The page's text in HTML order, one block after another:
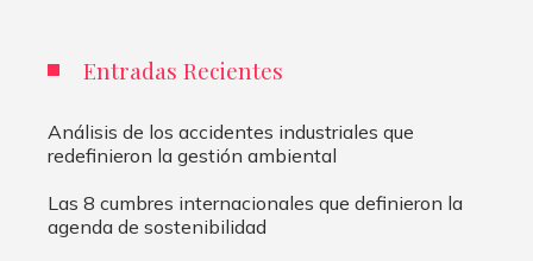
Entradas Recientes
Análisis de los accidentes industriales que
redefinieron la gestión ambiental
Las 8 cumbres internacionales que definieron la
agenda de sostenibilidad